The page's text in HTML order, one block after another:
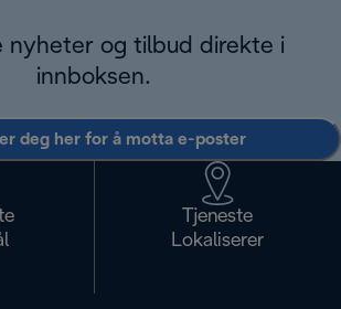
nyheter og tilbud direkte i
innboksen.
deg her for å motta e-poster
Tjeneste
Lokaliserer